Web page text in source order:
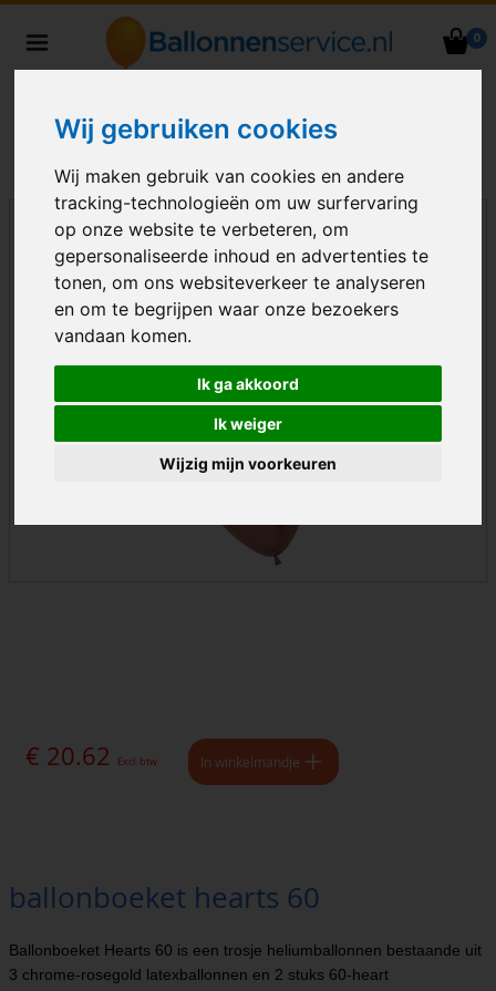
Wij gebruiken cookies
Wij maken gebruik van cookies en andere
tracking-technologieën om uw surfervaring
op onze website te verbeteren, om
gepersonaliseerde inhoud en advertenties te
tonen, om ons websiteverkeer te analyseren
en om te begrijpen waar onze bezoekers
vandaan komen.
Ik ga akkoord
Ik weiger
Wijzig mijn voorkeuren
0
Nederland
€ 20.62 Excl. btw In winkelmandje
ballonboeket hearts 60
Ballonboeket Hearts 60 is een trosje heliumballonnen bestaande uit
3 chrome-rosegold latexballonnen en 2 stuks 60-heart